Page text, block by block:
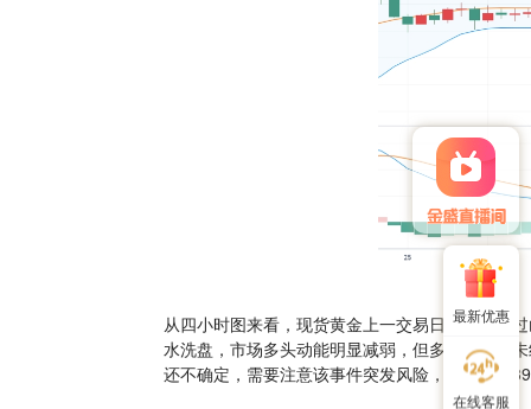
最新优惠
在线客服
从四小时图来看，现货黄金上一交易日再次走出
水洗盘，市场多头动能明显减弱，但多头趋势并
还不确定，需要注意该事件突发风险，重点关注